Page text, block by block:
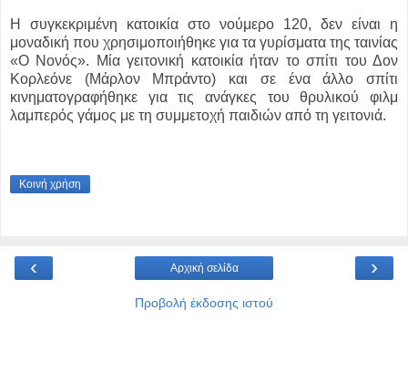
Η συγκεκριμένη κατοικία στο νούμερο 120, δεν είναι η
μοναδική που χρησιμοποιήθηκε για τα γυρίσματα της ταινίας
«Ο Νονός». Μία γειτονική κατοικία ήταν το σπίτι του Δον
Κορλεόνε (Μάρλον Μπράντο) και σε ένα άλλο σπίτι
κινηματογραφήθηκε για τις ανάγκες του θρυλικού φιλμ
λαμπερός γάμος με τη συμμετοχή παιδιών από τη γειτονιά.
Κοινή χρήση
‹ ›
Αρχική σελίδα
Προβολή έκδοσης ιστού